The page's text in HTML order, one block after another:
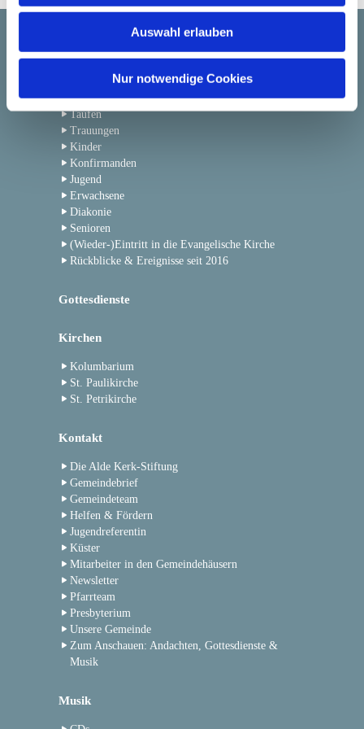
Auswahl erlauben
Nur notwendige Cookies
Gemeindeleben
Taufen
Trauungen
Kinder
Konfirmanden
Jugend
Erwachsene
Diakonie
Senioren
(Wieder-)Eintritt in die Evangelische Kirche
Rückblicke & Ereignisse seit 2016
Gottesdienste
Kirchen
Kolumbarium
St. Paulikirche
St. Petrikirche
Kontakt
Die Alde Kerk-Stiftung
Gemeindebrief
Gemeindeteam
Helfen & Fördern
Jugendreferentin
Küster
Mitarbeiter in den Gemeindehäusern
Newsletter
Pfarrteam
Presbyterium
Unsere Gemeinde
Zum Anschauen: Andachten, Gottesdienste &
Musik
Musik